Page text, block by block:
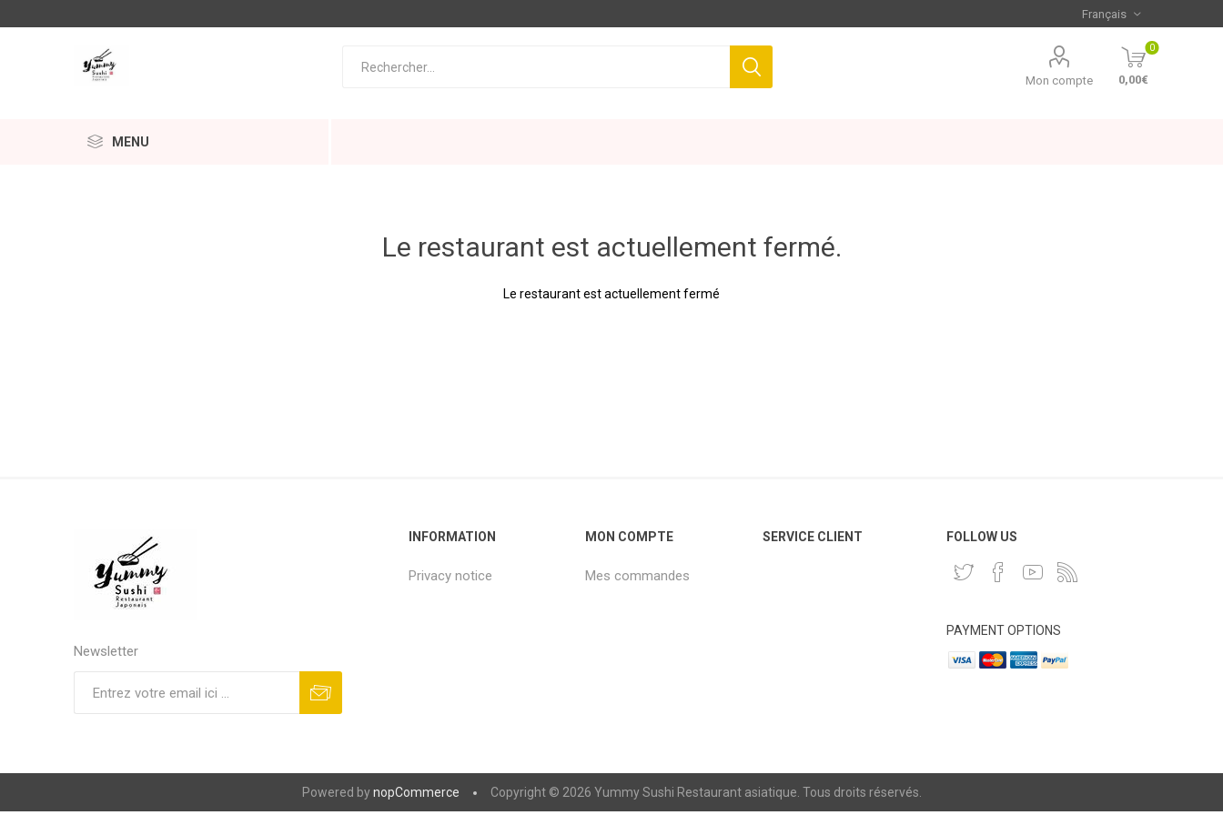
Mon compte
0
0,00€
MENU
Le restaurant est actuellement fermé.
Le restaurant est actuellement fermé
Newsletter
INFORMATION
Privacy notice
MON COMPTE
Mes commandes
SERVICE CLIENT FOLLOW US
PAYMENT OPTIONS
Powered bynopCommerce Copyright © 2026 Yummy Sushi Restaurant asiatique. Tous droits réservés.